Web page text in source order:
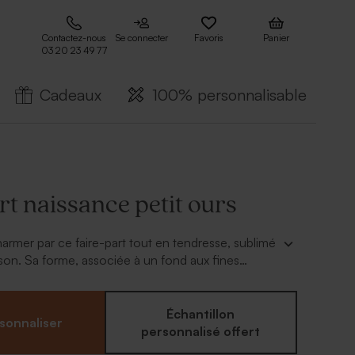
Contactez-nous
03 20 23 49 77
Se connecter Favoris Panier
Cadeaux 100% personnalisable
naissance petit ours
par ce faire-part tout en tendresse, sublimé
Sa forme, associée à un fond aux fines
la date de naissance de votre enfant, il
avec une touche de poésie et beaucoup
Échantillon
personnalisé offert